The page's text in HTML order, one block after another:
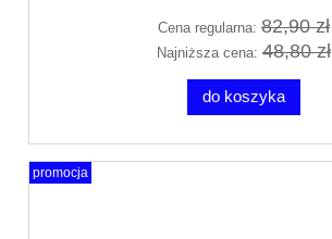
Cena regularna: 82,90 zł
Najniższa cena: 48,80 zł
do koszyka
promocja